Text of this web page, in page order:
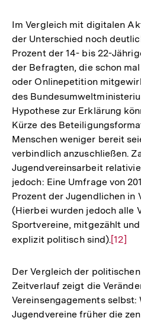
Im Vergleich mit digitalen
der Unterschied noch
Prozent der 14- bis 22-
der Befragten, die schon
oder Onlinepetition
des
Hypothese zur Erklärung
Kürze des
Menschen weniger bereit
verbindlich anzuschließen.
Jugendvereinsarbeit
jedoch: Eine Umfrage von
Prozent der Jugendlichen in
(Hierbei wurden jedoch alle
Sportvereine, mitgezählt
explizit politisch sind).Zur
der
[12]
Der Vergleich der
Zeitverlauf zeigt die
Vereinsengagements selbst:
Jugendvereine früher die